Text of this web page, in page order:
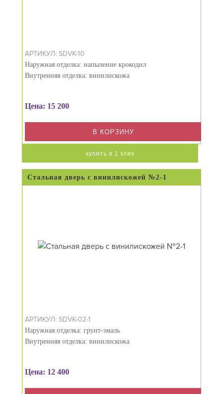
АРТИКУЛ: SDVK-10
Наружная отделка: напыление крокодил
Внутренняя отделка: винилискожа
Цена: 15 200
В КОРЗИНУ
купить в 1 клик
Стальная дверь с винилискожей №2-1
АРТИКУЛ: SDVK-02-1
Наружная отделка: грунт-эмаль
Внутренняя отделка: винилискожа
Цена: 12 400